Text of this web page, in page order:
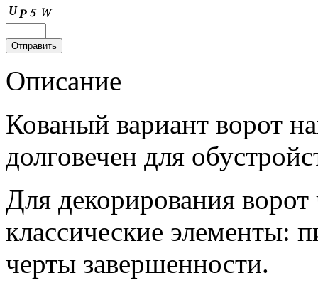
Описание
Кованый вариант ворот
долговечен для
Для декорирования ворот
классические элементы:
черты завершенности.